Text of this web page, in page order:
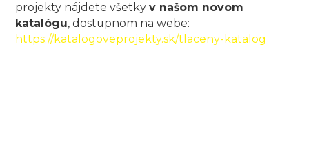
projekty nájdete všetkyv našom novom
katalógu, dostupnom na webe:
https://katalogoveprojekty.sk/tlaceny-katalog